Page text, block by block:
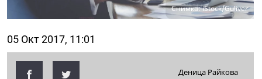
Снимка: iStock/Guliver
05 Окт 2017, 11:01
Деница Райкова